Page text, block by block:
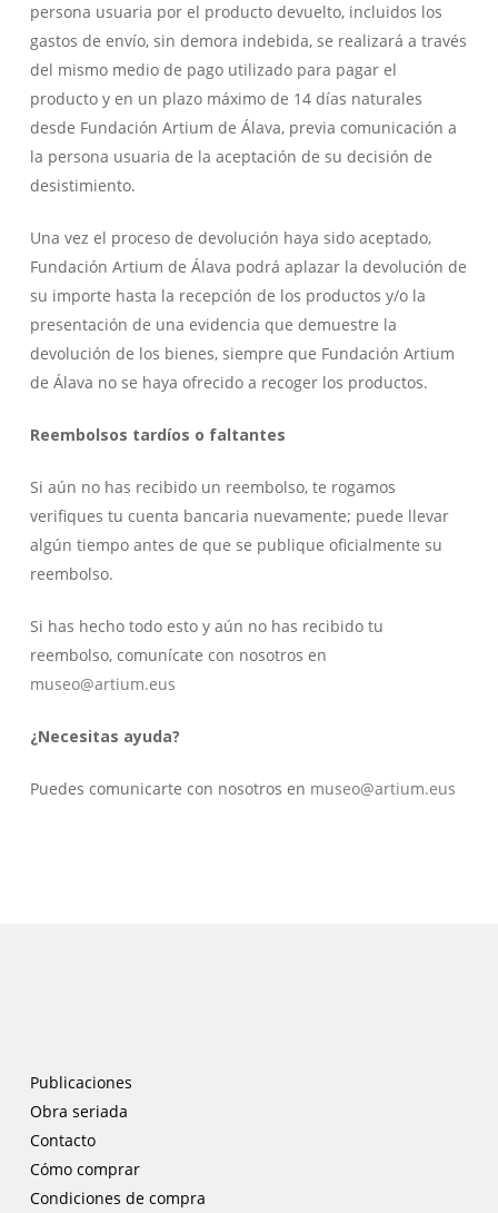
persona usuaria por el producto devuelto, incluidos los
gastos de envío, sin demora indebida, se realizará a través
del mismo medio de pago utilizado para pagar el
producto y en un plazo máximo de 14 días naturales
desde Fundación Artium de Álava, previa comunicación a
la persona usuaria de la aceptación de su decisión de
desistimiento.
Una vez el proceso de devolución haya sido aceptado,
Fundación Artium de Álava podrá aplazar la devolución de
su importe hasta la recepción de los productos y/o la
presentación de una evidencia que demuestre la
devolución de los bienes, siempre que Fundación Artium
de Álava no se haya ofrecido a recoger los productos.
Reembolsos tardíos o faltantes
Si aún no has recibido un reembolso, te rogamos
verifiques tu cuenta bancaria nuevamente; puede llevar
algún tiempo antes de que se publique oficialmente su
reembolso.
Si has hecho todo esto y aún no has recibido tu
reembolso, comunícate con nosotros en
museo@artium.eus
¿Necesitas ayuda?
Puedes comunicarte con nosotros en museo@artium.eus
Publicaciones
Obra seriada
Contacto
Cómo comprar
Condiciones de compra